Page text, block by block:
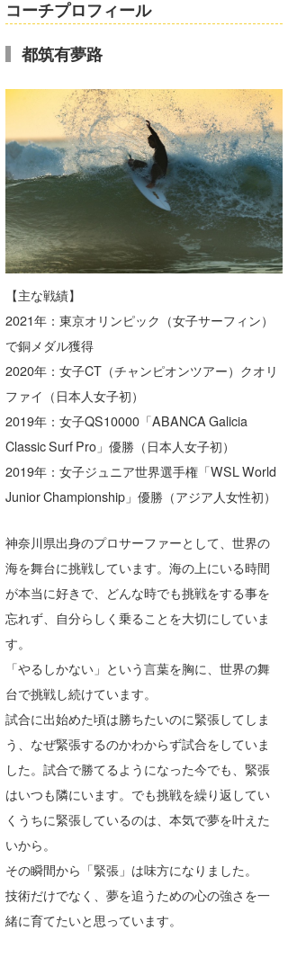
コーチプロフィール
都筑有夢路
【主な戦績】
2021年：東京オリンピック（女子サーフィン）
で銅メダル獲得
2020年：女子CT（チャンピオンツアー）クオリ
ファイ（日本人女子初）
2019年：女子QS10000「ABANCA Galicia
Classic Surf Pro」優勝（日本人女子初）
2019年：女子ジュニア世界選手権「WSL World
Junior Championship」優勝（アジア人女性初）
神奈川県出身のプロサーファーとして、世界の
海を舞台に挑戦しています。海の上にいる時間
が本当に好きで、どんな時でも挑戦をする事を
忘れず、自分らしく乗ることを大切にしていま
す。
「やるしかない」という言葉を胸に、世界の舞
台で挑戦し続けています。
試合に出始めた頃は勝ちたいのに緊張してしま
う、なぜ緊張するのかわからず試合をしていま
した。試合で勝てるようになった今でも、緊張
はいつも隣にいます。でも挑戦を繰り返してい
くうちに緊張しているのは、本気で夢を叶えた
いから。
その瞬間から「緊張」は味方になりました。
技術だけでなく、夢を追うための心の強さを一
緒に育てたいと思っています。